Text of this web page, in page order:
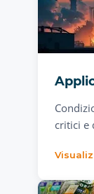
critici e